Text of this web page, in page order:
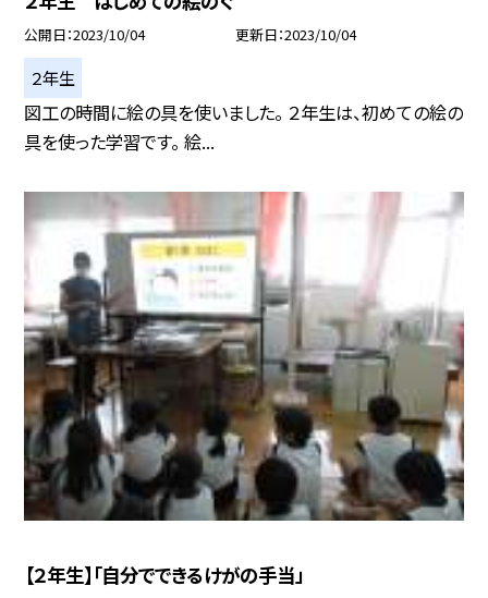
公開日 2023/10/04 更新日 2023/10/04
２年生
図工の時間に絵の具を使いました。 ２年生は、初めての絵の
具を使った学習です。 絵...
【２年生】「自分でできるけがの手当」